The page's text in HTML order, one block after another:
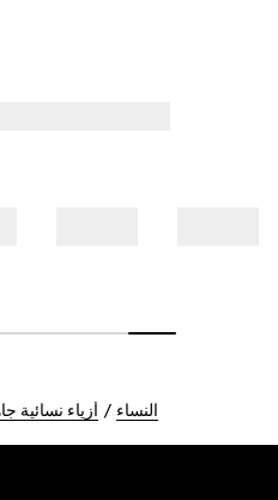
النساء أزياء نسائية